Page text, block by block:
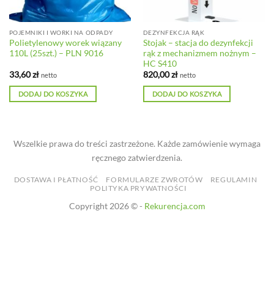
POJEMNIKI I WORKI NA ODPADY
Polietylenowy worek wiązany
110L (25szt.) – PLN 9016
33,60zł netto
DODAJ DO KOSZYKA
DEZYNFEKCJA RĄK
Stojak – stacja do dezynfekcji
rąk z mechanizmem nożnym –
HC S410
820,00zł netto
DODAJ DO KOSZYKA
Wszelkie prawa do treści zastrzeżone. Każde zamówienie wymaga
ręcznego zatwierdzenia.
DOSTAWA I PŁATNOŚĆ FORMULARZE ZWROTÓW
REGULAMIN
POLITYKA PRYWATNOŚCI
Copyright 2026 © - Rekurencja.com